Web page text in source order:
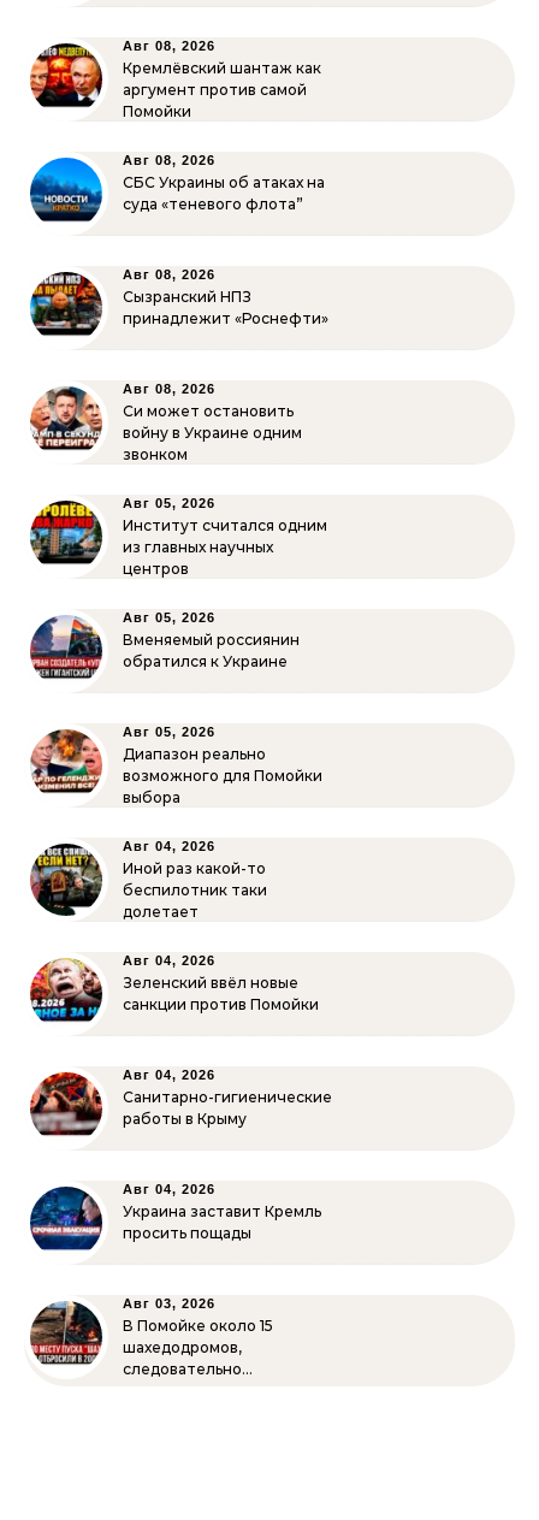
Авг 08, 2026
Кремлёвский шантаж как
аргумент против самой
Помойки
Авг 08, 2026
СБС Украины об атаках на
суда «теневого флота”
Авг 08, 2026
Сызранский НПЗ
принадлежит «Роснефти»
Авг 08, 2026
Си может остановить
войну в Украине одним
звонком
Авг 05, 2026
Институт считался одним
из главных научных
центров
Авг 05, 2026
Вменяемый россиянин
обратился к Украине
Авг 05, 2026
Диапазон реально
возможного для Помойки
выбора
Авг 04, 2026
Иной раз какой-то
беспилотник таки
долетает
Авг 04, 2026
Зеленский ввёл новые
санкции против Помойки
Авг 04, 2026
Санитарно-гигиенические
работы в Крыму
Авг 04, 2026
Украина заставит Кремль
просить пощады
Авг 03, 2026
В Помойке около 15
шахедодромов,
следовательно…